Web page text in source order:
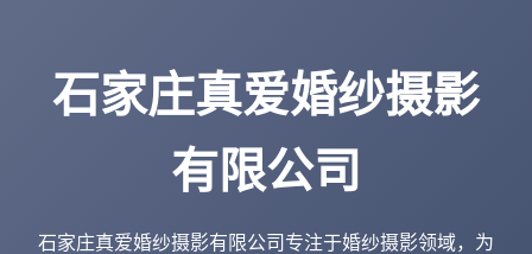
石家庄真爱婚纱摄影
有限公司
石家庄真爱婚纱摄影有限公司专注于婚纱摄影领域，为